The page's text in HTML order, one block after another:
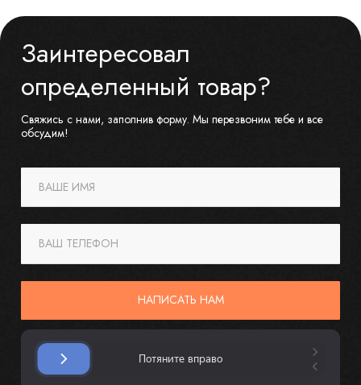
Заинтересовал
определенный товар?
Свяжись с нами, заполнив форму. Мы перезвоним тебе и все
обсудим!
ВАШЕ ИМЯ
ВАШ ТЕЛЕФОН
НАПИСАТЬ НАМ